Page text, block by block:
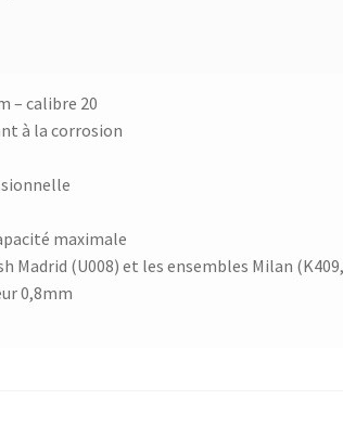
– calibre 20
à la corrosion
maximale
Madrid (U008) et les ensembles Milan (K409,
0,8mm